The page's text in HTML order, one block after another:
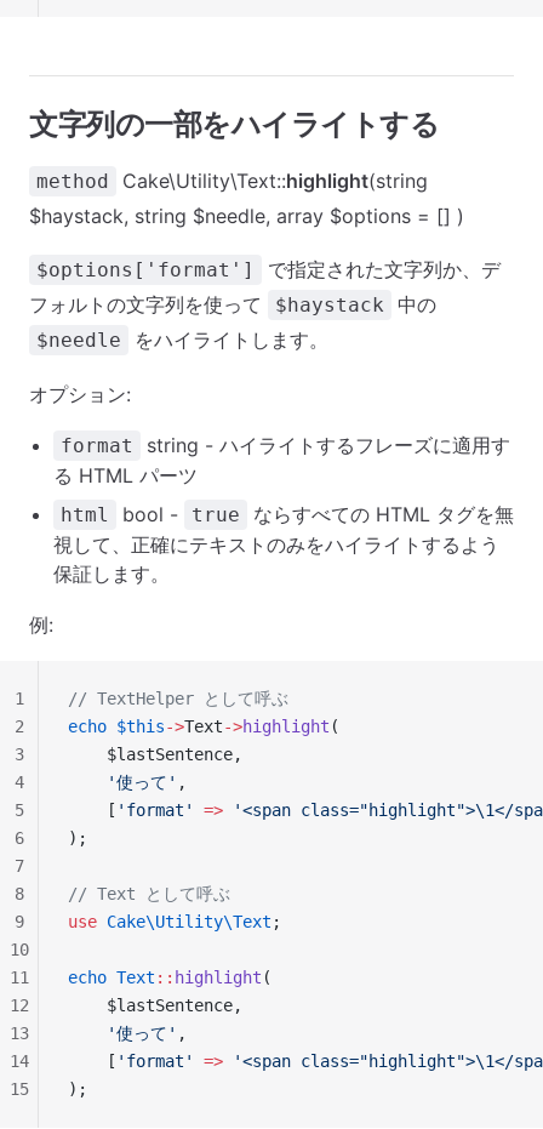
文字列の一部をハイライトする
method Cake\Utility\Text::highlight(string
$haystack, string $needle, array $options = [] )
$options['format']
で指定された文字列か、デ
フォルトの文字列を使って
$haystack 中の
$needle をハイライトします。
オプション:
format
string - ハイライトするフレーズに適用す
る HTML パーツ
html bool - true
ならすべての HTML タグを無
視して、正確にテキストのみをハイライトするよう
保証します。
例:
// TextHelper として呼ぶ
echo $this->Text->highlight (
    $lastSentence,
    '使って'
,
    [
'format' => '<span class="highlight">\1</
);
// Text として呼ぶ
use Cake\Utility\Text ;
echo Text :: highlight (
    $lastSentence,
    '使って'
,
    [
'format' => '<span class="highlight">\1</
);
1
2
3
4
5
6
7
8
9
10
11
12
13
14
15